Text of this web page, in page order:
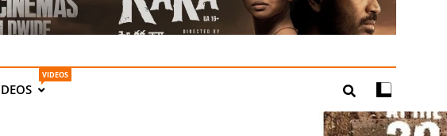
Tamil Cinema | Technology
VIDEOS